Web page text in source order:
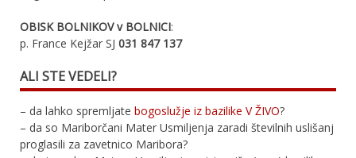
OBISK BOLNIKOV v BOLNICI:
p. France Kejžar SJ 031 847 137
ALI STE VEDELI?
– da lahko spremljate bogoslužje iz bazilike V ŽIVO?
– da so Mariborčani Mater Usmiljenja zaradi številnih uslišanj
proglasili za zavetnico Maribora?